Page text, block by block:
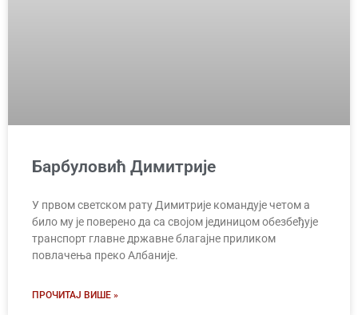
Барбуловић Димитрије
У првом светском рату Димитрије командује четом а
било му је поверено да са својом јединицом обезбеђује
транспорт главне државне благајне приликом
повлачења преко Албаније.
ПРОЧИТАЈ ВИШЕ »